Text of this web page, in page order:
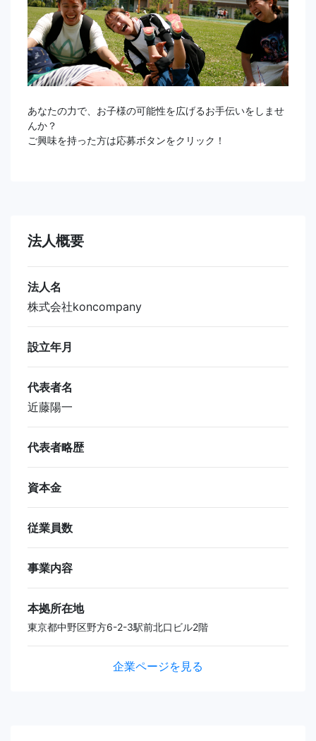
あなたの力で、お子様の可能性を広げるお手伝いをしませ
んか？
ご興味を持った方は応募ボタンをクリック！
法人概要
法人名
株式会社koncompany
設立年月
代表者名
近藤陽一
代表者略歴
資本金
従業員数
事業内容
本拠所在地
東京都中野区野方6-2-3駅前北口ビル2階
企業ページを見る